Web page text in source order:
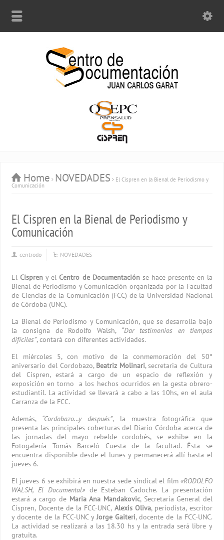
Home NOVEDADES
El Cispren en la Bienal de Periodismo y
Comunicación
El Cispren en la Bienal de Periodismo y
Comunicación
centrodo NOVEDADES
El Cispreny el Centro de Documentaciónse hace presente en la
Bienal de Periodismo y Comunicación organizada por la Facultad
de Ciencias de la Comunicación (FCC) de la Universidad Nacional
de Córdoba (UNC).
La Bienal de Periodismo y Comunicación, que se desarrolla bajo
la consigna de Rodolfo Walsh, “Dar testimonios en tiempos
difíciles”, contará con diferentes actividades.
El miércoles 5, con motivo de la conmemoración del 50°
aniversario del Cordobazo, Beatriz Molinari, secretaria de Cultura
del Cispren, estará a cargo de un espacio de reflexión y
exposición en torno a los hechos ocurridos en la gesta obrero-
estudiantil. La actividad se llevará a cabo a las 10hs, en el aula
Carranza de la FCC.
Además, “Cordobazo…y después”, la muestra fotográfica que
presenta las principales coberturas del Diario Córdoba acerca de
las jornadas del mayo rebelde cordobés, se exhibe en la
Fotogalería Tomás Barceló Cuesta de la facultad. Ésta se
encuentra disponible desde el lunes y permanecerá allí hasta el
jueves 6.
El jueves 6 se exhibirá en nuestra sede sindical el film «RODOLFO
WALSH, El Documental»de Esteban Cadoche. La presentación
estará a cargo de Maria Ana Mandakovic, Secretaria General del
Cispren, Docente de la FCC-UNC, Alexis Oliva, periodista, escritor
y docente de la FCC-UNC yJorge Gaiteri, docente de la FCC-UNC.
La actividad se realizará a las 18.30 hs y la entrada será libre y
gratuita.